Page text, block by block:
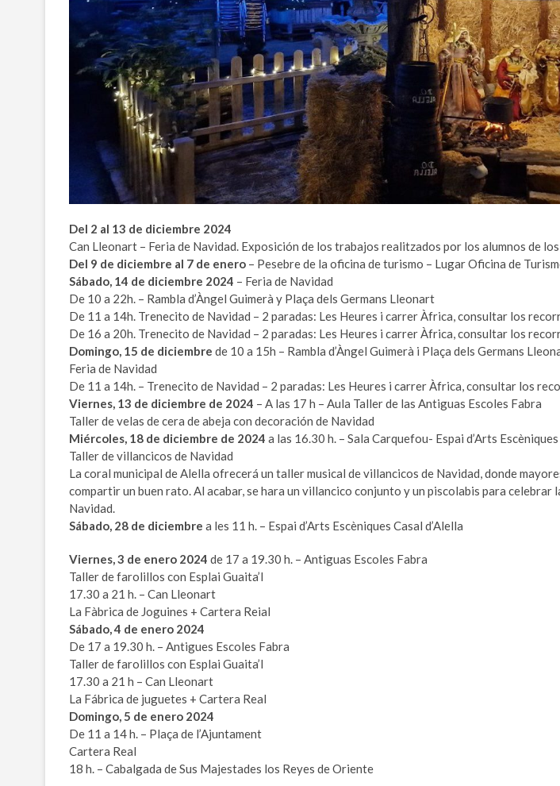
Del 2 al 13 de diciembre 2024
Can Lleonart – Feria de Navidad. Exposición de los trabajos realitzados por los alumnos de
Del 9 de diciembre al 7 de enero – Pesebre de la oficina de turismo – Lugar Oficina de
Sábado, 14 de diciembre 2024 – Feria de Navidad
De 10 a 22h. – Rambla d’Àngel Guimerà y Plaça dels Germans Lleonart
De 11 a 14h. Trenecito de Navidad – 2 paradas: Les Heures i carrer Àfrica, consultar los
De 16 a 20h. Trenecito de Navidad – 2 paradas: Les Heures i carrer Àfrica, consultar los
Domingo, 15 de diciembre de 10 a 15h – Rambla d’Àngel Guimerà i Plaça dels Germans
Feria de Navidad
De 11 a 14h. – Trenecito de Navidad – 2 paradas: Les Heures i carrer Àfrica, consultar los
Viernes, 13 de diciembre de 2024 – A las 17 h – Aula Taller de las Antiguas Escoles Fabra
Taller de velas de cera de abeja con decoración de Navidad
Miércoles, 18 de diciembre de 2024 a las 16.30 h. – Sala Carquefou- Espai d’Arts Escèniques
Taller de villancicos de Navidad
La coral municipal de Alella ofrecerá un taller musical de villancicos de Navidad, donde
compartir un buen rato. Al acabar, se hara un villancico conjunto y un piscolabis para celebrar
Navidad.
Sábado, 28 de diciembre a les 11 h. – Espai d’Arts Escèniques Casal d’Alella
Viernes, 3 de enero 2024 de 17 a 19.30 h. – Antiguas Escoles Fabra
Taller de farolillos con Esplai Guaita’l
17.30 a 21 h. – Can Lleonart
La Fàbrica de Joguines + Cartera Reial
Sábado, 4 de enero 2024
De 17 a 19.30 h. – Antigues Escoles Fabra
Taller de farolillos con Esplai Guaita’l
17.30 a 21 h – Can Lleonart
La Fábrica de juguetes + Cartera Real
Domingo, 5 de enero 2024
De 11 a 14 h. – Plaça de l’Ajuntament
Cartera Real
18 h. – Cabalgada de Sus Majestades los Reyes de Oriente